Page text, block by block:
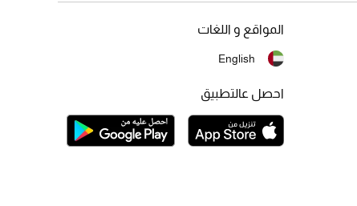
المواقع و اللغات
English
احصل عالتطبيق